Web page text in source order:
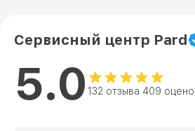
Сервисный центр Pard
5.0 132 отзыва 409